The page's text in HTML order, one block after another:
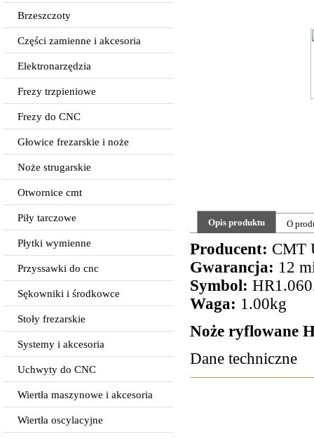
Brzeszczoty
Części zamienne i akcesoria
Elektronarzędzia
Frezy trzpieniowe
Frezy do CNC
Głowice frezarskie i noże
Noże strugarskie
Otwornice cmt
Piły tarczowe
Płytki wymienne
Przyssawki do cnc
Sękowniki i środkowce
Stoły frezarskie
Systemy i akcesoria
Uchwyty do CNC
Wiertła maszynowe i akcesoria
Wiertła oscylacyjne
Opis produktu O
Producent: CMT
Gwarancja: 12
Symbol:
Waga: 1.00kg
Noże ryflowane
Dane techniczne